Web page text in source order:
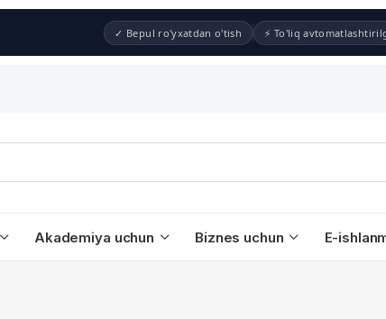
✓ Bepul ro'yxatdan o'tish ⚡ To'liq
Akademiya uchun Biznes uchun E-